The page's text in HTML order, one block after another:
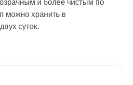
и более чистым по
можно хранить в
суток.